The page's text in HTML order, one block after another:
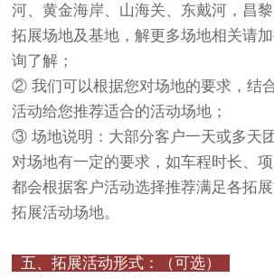
河、黄金海岸、山海关、东戴河，昌
拓展场地及基地，解更多场地相关请
询了解；
② 我们可以根据您对场地的要求，结
活动给您推荐适合的活动场地；
③ 场地说明：大部分客户一天或多天
对场地有一定的要求，如车程时长、
都会根据客户活动选择推荐满足各拓
拓展活动场地。
五、拓展活动形式：（可选）